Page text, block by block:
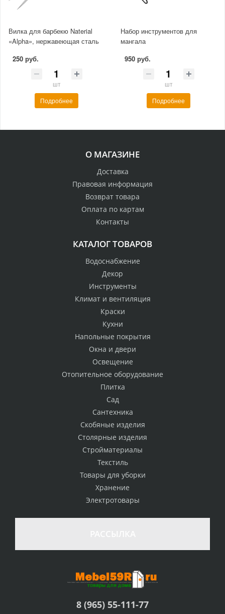
Вилка для барбекю Naterial
«Alpha», нержавеющая сталь
250 руб.
шт
Подробнее
Набор инструментов для
мангала
950 руб.
шт
Подробнее
О МАГАЗИНЕ
Доставка
Правовая информация
Возврат товара
Оплата по картам
Контакты
КАТАЛОГ ТОВАРОВ
Водоснабжение
Декор
Инструменты
Климат и вентиляция
Краски
Кухни
Напольные покрытия
Окна и двери
Освещение
Отопительное оборудование
Плитка
Сад
Сантехника
Скобяные изделия
Столярные изделия
Стройматериалы
Текстиль
Товары для уборки
Хранение
Электротовары
8 (965) 55-111-77